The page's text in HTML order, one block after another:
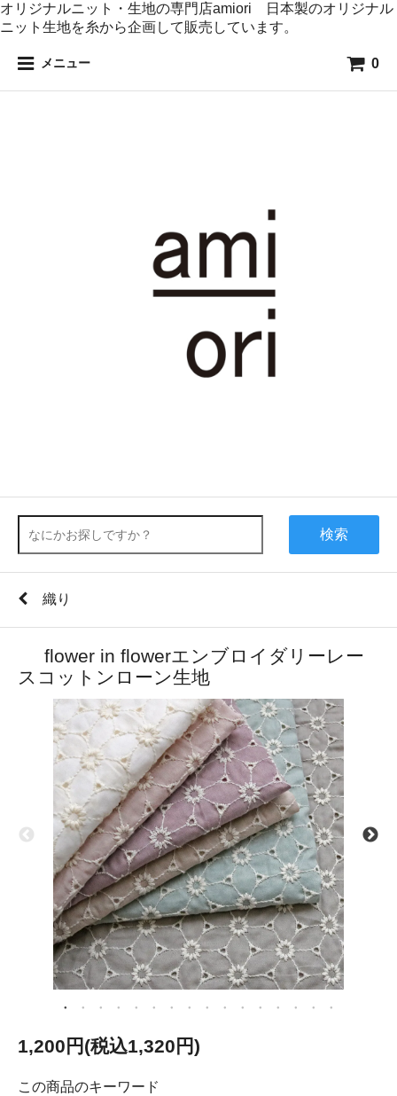
オリジナルニット・生地の専門店amiori 日本製のオリジナル
ニット生地を糸から企画して販売しています。
メニュー 0
検索
織り
flower in flowerエンブロイダリーレー
スコットンローン生地
1,200円(税込1,320円)
この商品のキーワード